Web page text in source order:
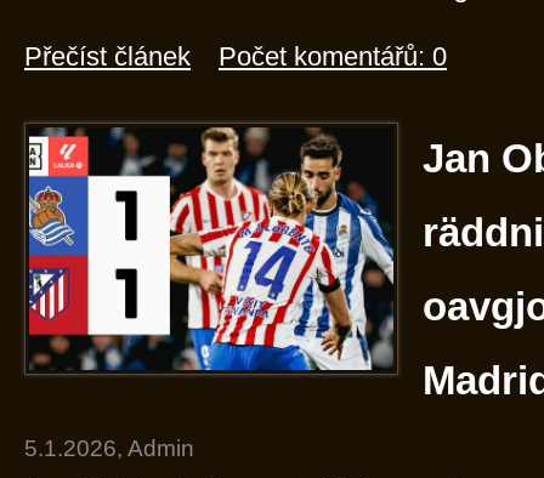
Přečíst článek Počet komentářů: 0
Jan
5.1.2026, Admin